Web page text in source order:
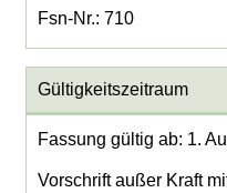
Fsn-Nr.: 710
Gültigkeitszeitraum
Fassung gültig ab: 1.
Vorschrift außer Kraft